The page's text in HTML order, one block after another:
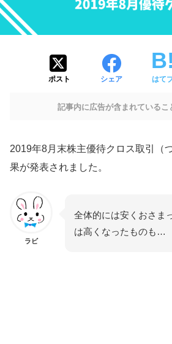
ポスト シェア はて
記事内に広告が含まれているこ
2019年8月末株主優待クロス取引（
果が発表されました。
ラビ
全体的には安くおさま
は高くなったものも…